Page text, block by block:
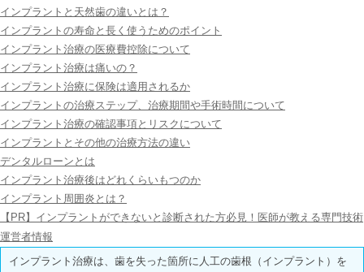
インプラントと天然歯の違いとは？
インプラントの寿命と長く使うためのポイント
インプラント治療の医療費控除について
インプラント治療は痛いの？
インプラント治療に保険は適用されるか
インプラントの治療ステップ、治療期間や手術時間について
インプラント治療の確認事項とリスクについて
インプラントとその他の治療方法の違い
デンタルローンとは
インプラント治療後はどれくらいもつのか
インプラント周囲炎とは？
【PR】インプラントができないと診断された方必見！医師が教える専門技術
運営者情報
インプラント治療は、歯を失った箇所に人工の歯根（インプラント）を